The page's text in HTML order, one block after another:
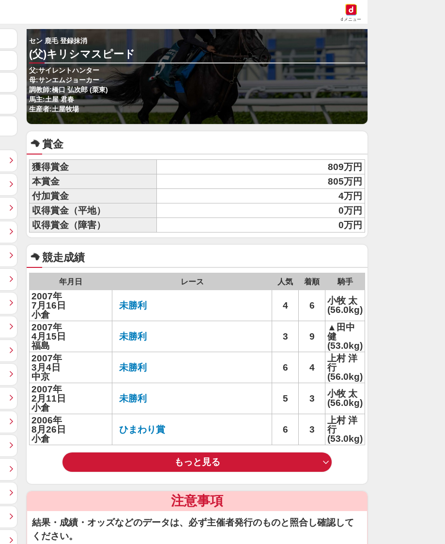
dメニュー
セン 鹿毛 登録抹消
(父)キリシマスピード
父:サイレントハンター
母:サンエムジョーカー
調教師:橋口 弘次郎 (栗東)
馬主:土屋 君春
生産者:土屋牧場
賞金
獲得賞金
809万円
本賞金
805万円
付加賞金
4万円
収得賞金（平地）
0万円
収得賞金（障害）
0万円
競走成績
年月日 レース 人気 着順 騎手
2007年
7月16日
小倉
未勝利 4 6
小牧 太
(56.0kg)
2007年
4月15日
福島
未勝利 3 9
▲田中
健
(53.0kg)
2007年
3月4日
中京
未勝利 6 4
上村 洋
行
(56.0kg)
2007年
2月11日
小倉
未勝利 5 3
小牧 太
(56.0kg)
2006年
8月26日
小倉
ひまわり賞 6 3
上村 洋
行
(53.0kg)
もっと見る
注意事項
結果・成績・オッズなどのデータは、必ず主催者発行のものと照合し確認して
ください。